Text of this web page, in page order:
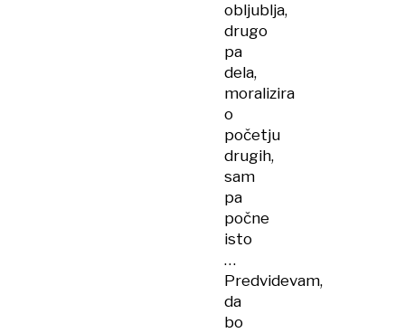
obljublja,
drugo
pa
dela,
moralizira
o
početju
drugih,
sam
pa
počne
isto
…
Predvidevam,
da
bo